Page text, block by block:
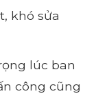
khó sửa
lúc ban
công cũng